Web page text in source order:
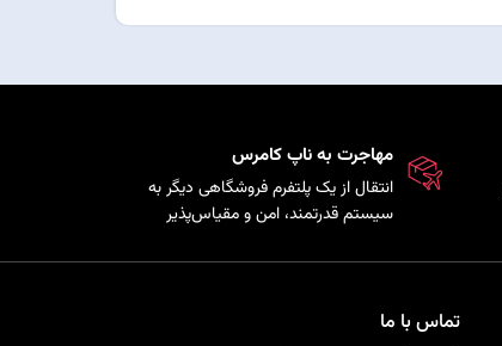
مهاجرت به ناپ کامرس
انتقال از یک پلتفرم فروشگاهی دیگر به
سیستم قدرتمند، امن و مقیاس‌پذیر
محصولات، مشتریان و سفارش‌ها.
تماس با ما